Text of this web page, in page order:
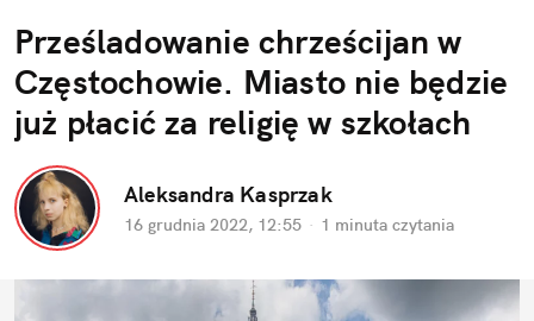
Prześladowanie chrześcijan w
Częstochowie. Miasto nie będzie
już płacić za religię w szkołach
Aleksandra Kasprzak
16 grudnia 2022, 12:55 · 1 minuta czytania